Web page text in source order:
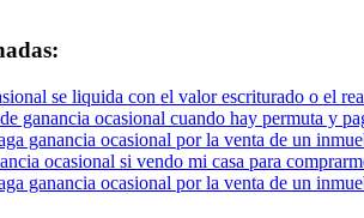
se liquida con el valor escriturado o el
ganancia ocasional cuando hay permuta y
ganancia ocasional por la venta de un
ocasional si vendo mi casa para
ganancia ocasional por la venta de un